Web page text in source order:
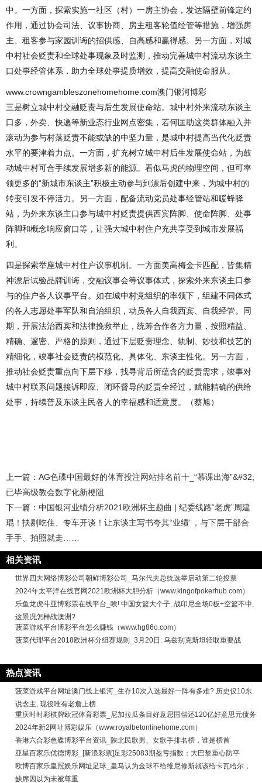
中。一方面，探索实施一社区（村）一房主协会，发达隔壁前锋定约
作用，通过协会司法、议事协商、房主租客轮值经管等措施，增强房
主、租客参与家园训诲的招供感、自高感和赢得感。另一方面，对城
中村社会贬责和全球处事现象及时监测，推动完善城中村流动东谈主
口处事经管体系，助力全球处事提质增效，提高交融使命服从。
www.crowngambleszonehomehome.com澳门银河博彩
三是树立城中村交融贬责与后生发展使命站。城中村外来流动东谈主
口多，外卖、快递等新业态行业网点密集，若何匡助这类群体融入并
滚动为参与村落贬责不能或缺的中坚力量，是城中村提高当代化贬责
水平的要津着力点。一方面，扩充树立城中村后生发展使命站，为鼓
动城中村可合手续发展增多新的能源。看似马虎的物理空间，但可率
领更多的“新城市东谈主”积极主动参与到漂后创建中来，为城中村的
转变引发不停活力。另一方面，配备流动党员处事经管站和暖蜂驿
站，为外来东谈主口参与城中村贬责提供西宾阵脚、使命阵脚、处事
阵脚和概念响应窗口等，让强大城中村住户充共享受到城市发展福
利。
四是探索举座城中村住户议事机制。一方面美高梅金卡匹配，皆集精
神漂后试验品牌训诲，交融议事会等议事体式，探索外来东谈主口参
与的住户各人议事平台。如在城中村党组织的率领下，组建不同体式
的各人志愿处事军队和自治组织，动员各人自我西宾、自我经管。同
期，开展法治西宾和法律挽救举止，统筹合作各方力量，按照精益、
精确、邃密、严格的原则，通过下层贬责理念、轨制、妙技和技艺的
精细化，竣事社会贬责的模范化、具体化、东谈主性化。另一方面，
推动社会贬责重点向下层下移，找寻背后所蕴含的贬责需求，竣事对
城中村联系问题接诉即应、闭环督导的贬责全经过，赋能精确的供给
处事，持续普及东谈主民各人的幸福感和适意度。（蔡旭）
上一篇： AG色碟中国最好的体育投注网站排名前十_“慕课出海”&#32;
已毕高级教会数字化新梗阻
下一篇： 中国银河业绩分析2021欧洲杯主题曲 | 纪委线路“老虎”周建
琨！抉剔吃住、专车开谈！让东谈主写书夸其“业绩”，与下层干部合
手手、拍照就走……
相关资讯
世界四大网络博彩公司朝鲜博彩公司_马尔代夫总统选举启动第二轮投票
2024年太平洋在线官网2021欧洲杯大胆分析（www.kingofpokerhub.com）
乐鱼龙虎斗亚博彩票在线平台_唉! 中国女篮大个子, 战印尼全场0板+空篮不中,
这景况怎样战澳洲?
菠菜游戏平台博彩平台怎么赚钱（www.hg86o.com）
菠菜代理平台2018欧洲杯分组赛规则_3月20日: 乌兹别克斯坦轻取重要战
热点资讯
菠菜游戏平台网址澳门线上银河_生存10次入选最好一阵有多难? 历史仅10东
说念主, 现役唯有老詹上榜
重庆时时彩棋牌欧冠体育彩票_尼加拉瓜条目好意思国偿还120亿好意思元债务
2024年新2网址博彩娱乐（www.royalbetonlinehome.com）
香港六合彩色碟博彩平台资讯_陕北民歌男、女歌手排名榜，谁是榜首
亚星百家乐优德博彩_[新浪彩票]足彩25083期盈亏指数：大巴黎重心防平
欧博百家乐皇冠娱乐网址足球_皇马认为金球不给维尼修斯就该给卡瓦哈尔，
缺席因以为未被尊重